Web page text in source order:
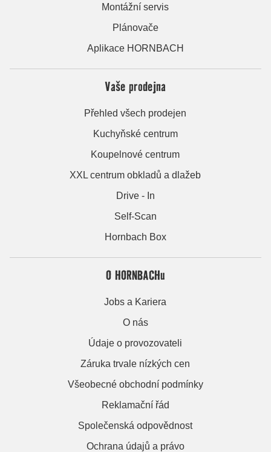
Montážní servis
Plánovače
Aplikace HORNBACH
Vaše prodejna
Přehled všech prodejen
Kuchyňské centrum
Koupelnové centrum
XXL centrum obkladů a dlažeb
Drive - In
Self-Scan
Hornbach Box
O HORNBACHu
Jobs a Kariera
O nás
Údaje o provozovateli
Záruka trvale nízkých cen
Všeobecné obchodní podmínky
Reklamační řád
Společenská odpovědnost
Ochrana údajů a právo